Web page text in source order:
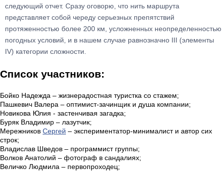
следующий отчет. Сразу оговорю, что нить маршрута
представляет собой череду серьезных препятствий
протяженностью более 200 км, усложненных неопределенностью
погодных условий, и в нашем случае равнозначно III (элементы
IV) категории сложности.
Список участников:
Бойко Надежда – жизнерадостная туристка со стажем;
Пашкевич Валера – оптимист-зачинщик и душа компании;
Новикова Юлия - застенчивая загадка;
Буряк Владимир – лазутчик;
Мережников Сергей – экспериментатор-минималист и автор сих
строк;
Владислав Шведов – программист группы;
Волков Анатолий – фотограф в сандалиях;
Величко Людмила – первопроходец;